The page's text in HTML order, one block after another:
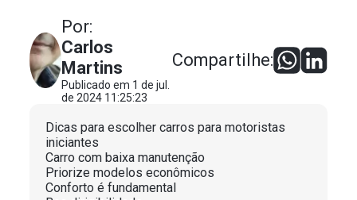
Por:
Carlos
Martins
Publicado em 1 de jul.
de 2024 11:25:23
Compartilhe:
Dicas para escolher carros para motoristas
iniciantes
Carro com baixa manutenção
Priorize modelos econômicos
Conforto é fundamental